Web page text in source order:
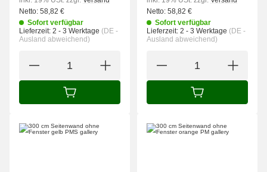
Netto: 58,82 €
Sofort verfügbar
Lieferzeit: 2 - 3 Werktage (DE -
Ausland abweichend)
IN DEN WARENKORB
Netto: 58,82 €
Sofort verfügbar
Lieferzeit: 2 - 3 Werktage (DE -
Ausland abweichend)
IN DEN